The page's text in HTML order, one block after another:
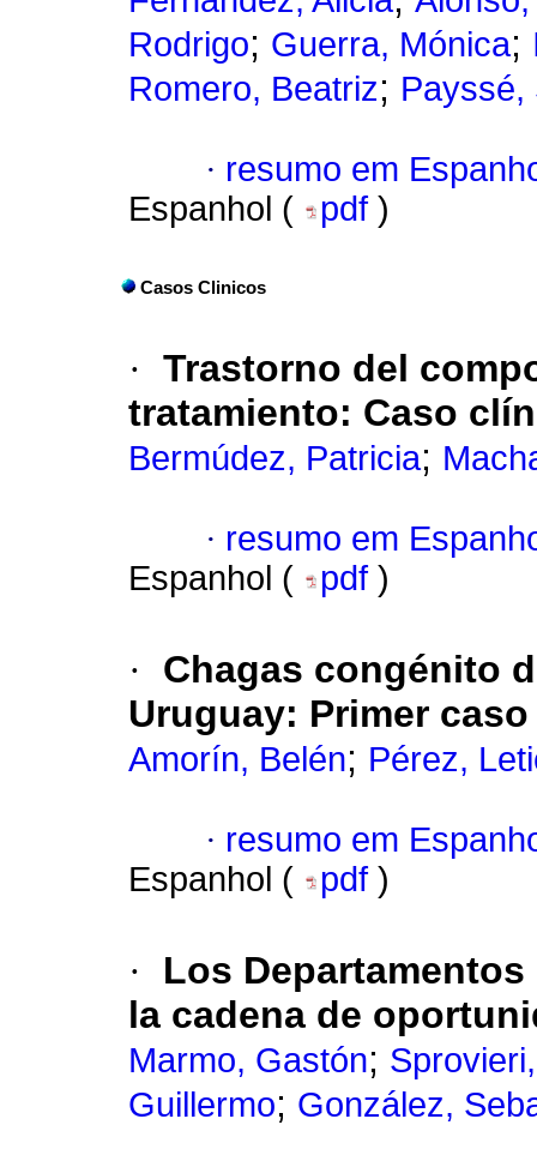
Rodrigo; Guerra, Mónica;
Romero, Beatriz; Payssé,
· resumo em
Espanhol (
pdf )
Casos Clinicos
· Trastorno del
tratamiento: Caso
Bermúdez, Patricia;
· resumo em
Espanhol (
pdf )
·
Chagas congénito
Uruguay: Primer
Amorín, Belén; Pérez,
· resumo em
Espanhol (
pdf )
·
Los
la cadena de
Marmo, Gastón;
Guillermo; González,